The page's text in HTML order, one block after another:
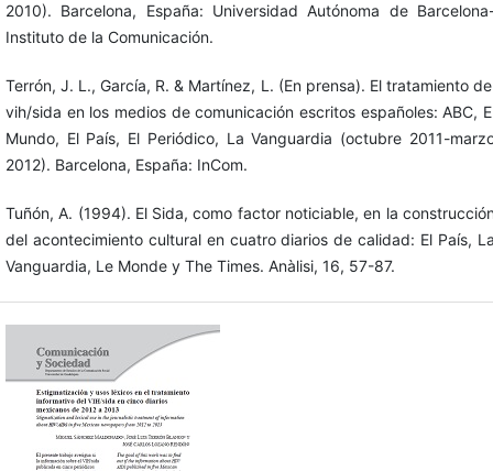
2010). Barcelona, España: Universidad Autónoma de
Instituto de la Comunicación.
Terrón, J. L., García, R. & Martínez, L. (En prensa). El tratamiento
vih/sida en los medios de comunicación escritos españoles: ABC,
Mundo, El País, El Periódico, La Vanguardia (octubre 2011-
2012). Barcelona, España: InCom.
Tuñón, A. (1994). El Sida, como factor noticiable, en la
del acontecimiento cultural en cuatro diarios de calidad: El País,
Vanguardia, Le Monde y The Times. Anàlisi, 16, 57-87.